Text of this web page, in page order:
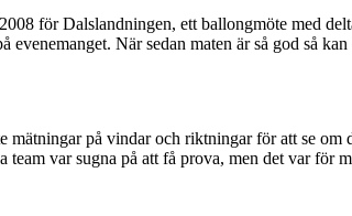
för Dalslandningen, ett ballongmöte med
När sedan maten är så god så
mätningar på vindar och riktningar för att se
var sugna på att få prova, men det var för